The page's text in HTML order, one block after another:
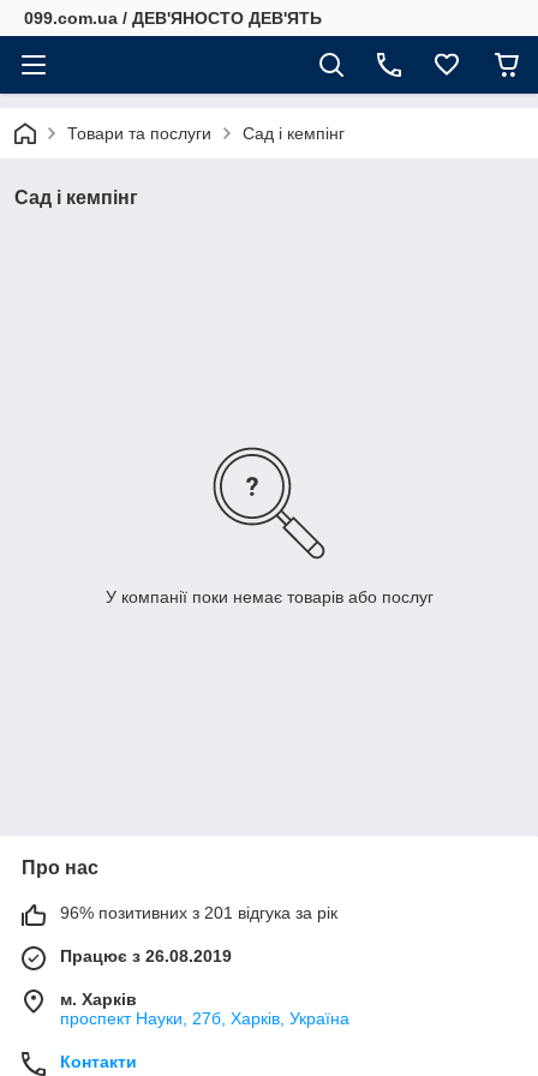
099.com.ua / ДЕВ'ЯНОСТО ДЕВ'ЯТЬ
Товари та послуги Сад і кемпінг
Сад і кемпінг
У компанії поки немає товарів або послуг
Про нас
96% позитивних з 201 відгука за рік
Працює з 26.08.2019
м. Харків
проспект Науки, 27б, Харків, Україна
Контакти